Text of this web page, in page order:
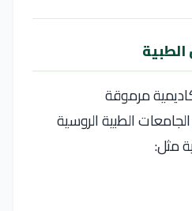
مرموقة
الطبية الروسية
مثل: